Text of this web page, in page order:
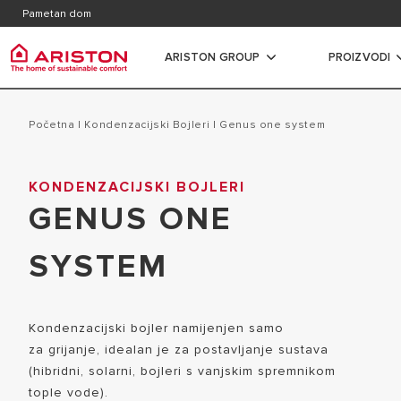
Pametan dom
ARISTON GROUP
Ariston Group
GRUPA
PROIZVODI
proizvodi | kategorija
GRIJALICE VODE
PLINSKI BOJLERI
KLIMA UREĐAJI
SPREMNICI
TERMOREGULACIJA KOMBI
Početna | Kondenzacijski Bojleri | genus one system
KONDENZACIJSKI BOJLERI
GENUS ONE
SYSTEM
Kondenzacijski bojler namijenjen samo
za grijanje, idealan je za postavljanje sustava
(hibridni, solarni, bojleri s vanjskim spremnikom
tople vode).